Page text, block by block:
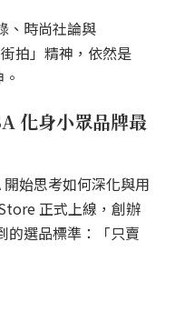
、時尚社論與
拍」精神，依然是
化身小眾品牌最
始思考如何深化與用
正式上線，創辦
的選品標準：「只賣